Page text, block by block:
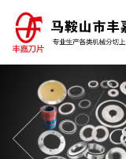
Previous